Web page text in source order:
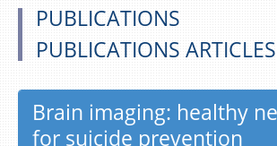
PUBLICATIONS
PUBLICATIONS ARTICLES
Brain imaging: healthy
for suicide prevention